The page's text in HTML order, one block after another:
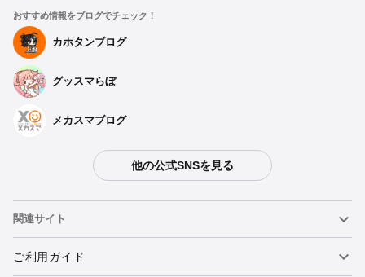
おすすめ情報をブログでチェック！
カホタンブログ
グッスマらぼ
メカスマブログ
他の公式SNSを見る
関連サイト
ねんどろいど
ご利用ガイド